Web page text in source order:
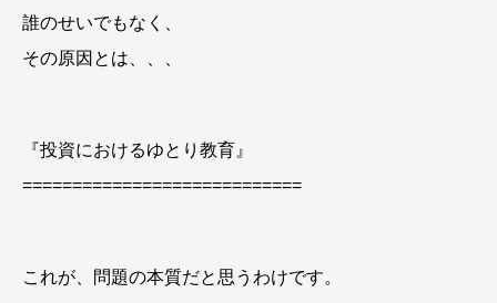
誰のせいでもなく、
その原因とは、、、
『投資におけるゆとり教育』
============================
これが、問題の本質だと思うわけです。